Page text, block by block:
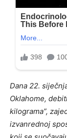
Dana 22.
Oklahome,
kilograma”,
izvanrednoj